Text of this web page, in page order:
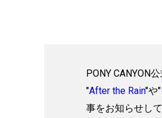
PONY CANYON
"After the Rain"や"
事をお知らせし